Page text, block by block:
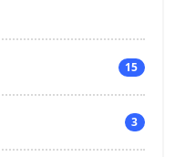
15
3